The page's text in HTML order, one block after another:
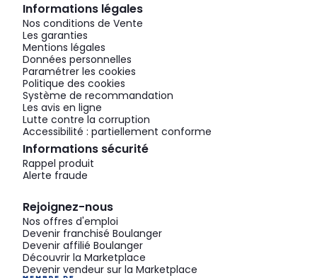
Informations légales
Nos conditions de Vente
Les garanties
Mentions légales
Données personnelles
Paramétrer les cookies
Politique des cookies
Système de recommandation
Les avis en ligne
Lutte contre la corruption
Accessibilité : partiellement conforme
Informations sécurité
Rappel produit
Alerte fraude
Rejoignez-nous
Nos offres d'emploi
Devenir franchisé Boulanger
Devenir affilié Boulanger
Découvrir la Marketplace
Devenir vendeur sur la Marketplace